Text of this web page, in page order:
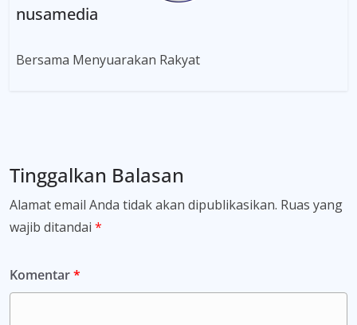
nusamedia
Bersama Menyuarakan Rakyat
Tinggalkan Balasan
Alamat email Anda tidak akan dipublikasikan. Ruas yang
wajib ditandai *
Komentar*